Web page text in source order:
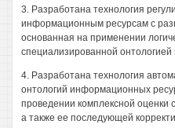
3. Разработана технология
информационным ресурсам с
основанная на применении
специализированной онтологией
4. Разработана технология
онтологий информационных
проведении комплексной оценки
а также ее последующей